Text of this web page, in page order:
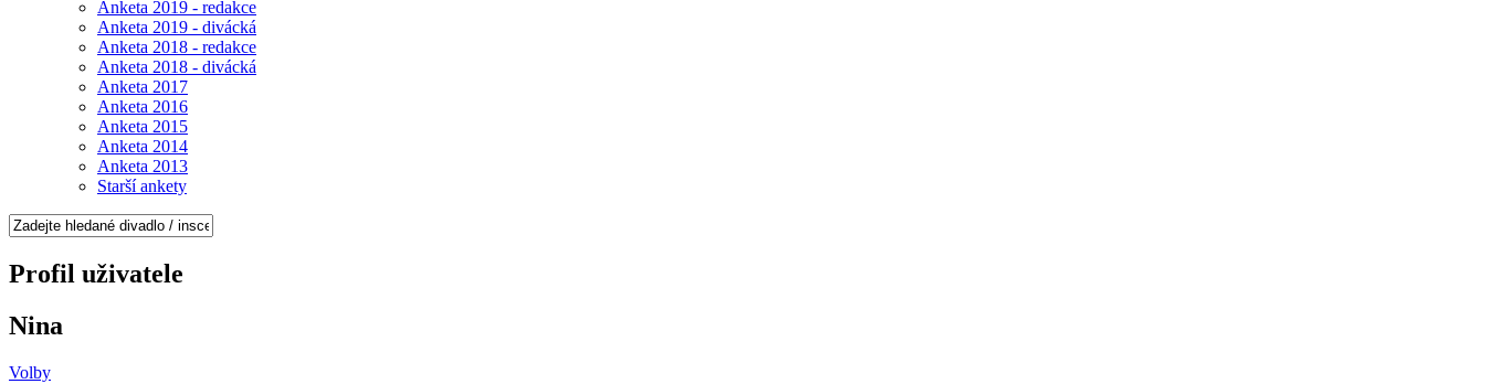
Anketa 2019 - redakce
Anketa 2019 - divácká
Anketa 2018 - redakce
Anketa 2018 - divácká
Anketa 2017
Anketa 2016
Anketa 2015
Anketa 2014
Anketa 2013
Starší ankety
Profil uživatele
Nina
Volby